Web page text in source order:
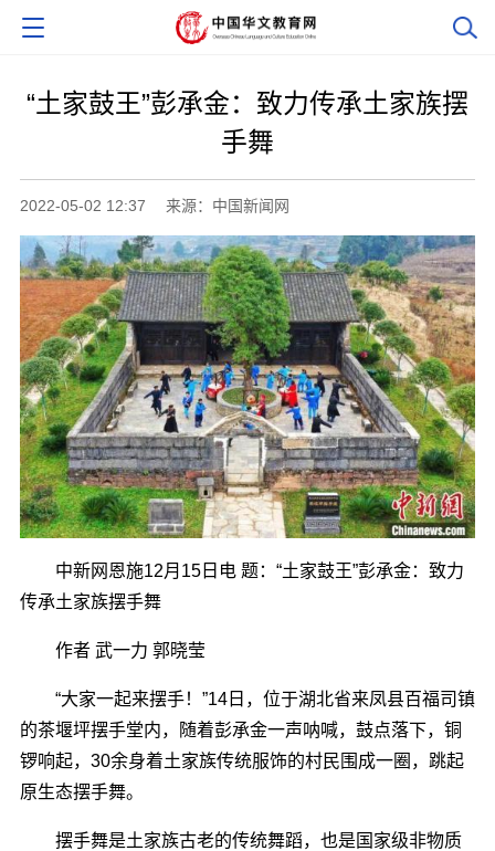
“土家鼓王”彭承金：致力传承土家族摆
手舞
2022-05-02 12:37 来源：中国新闻网
中新网恩施12月15日电 题：“土家鼓王”彭承金：致力
传承土家族摆手舞
作者 武一力 郭晓莹
“大家一起来摆手！”14日，位于湖北省来凤县百福司镇
的茶堰坪摆手堂内，随着彭承金一声呐喊，鼓点落下，铜
锣响起，30余身着土家族传统服饰的村民围成一圈，跳起
原生态摆手舞。
摆手舞是土家族古老的传统舞蹈，也是国家级非物质